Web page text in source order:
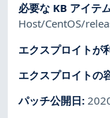
必要な KB アイテ
Host/CentOS/
エクスプロイトが
エクスプロイトの
パッチ公開日: